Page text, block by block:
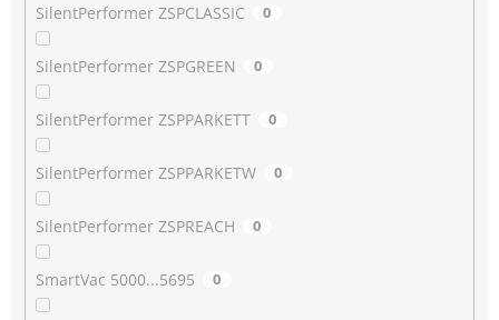
SilentPerformer ZSPCLASSIC 0
SilentPerformer ZSPGREEN 0
SilentPerformer ZSPPARKETT 0
SilentPerformer ZSPPARKETW 0
SilentPerformer ZSPREACH 0
SmartVac 5000...5695 0